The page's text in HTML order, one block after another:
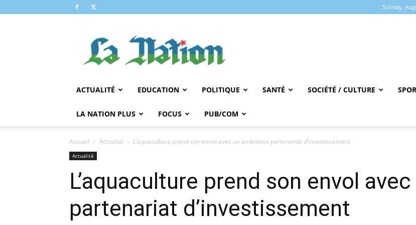
Sunday,
NATION
ACTUALITÉ EDUCATION POLITIQUE SANTÉ SOCIÉTÉ / CULTURE
LA NATION PLUS FOCUS PUB/COM
Accueil Actualité L’aquaculture prend son envol avec un ambitieux partenariat d’investissement
Actualité
L’aquaculture prend son envol
partenariat d’investissement